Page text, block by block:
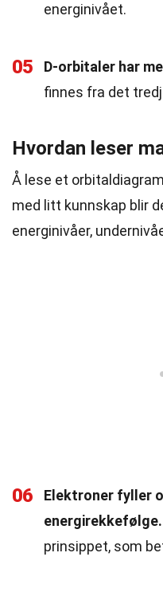
energinivået.
05 D-orbitaler har
finnes fra det
Hvordan leser
Å lese et
med litt kunnskap blir
energinivåer,
06
Elektroner fyller
energirekkefølge.
prinsippet, som